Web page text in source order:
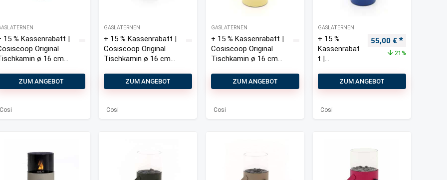
15 % Kassenrabatt |
Original
ø 16 cm
ZUM ANGEBOT
Cosi
GASLATERNEN
+ 15 % Kassenrabatt |
Cosiscoop Original
Tischkamin ø 16 cm
ZUM ANGEBOT
Cosi
GASLATERNEN
+ 15 % Kassenrabatt |
Cosiscoop Original
Tischkamin ø 16 cm
ZUM ANGEBOT
Cosi
GASLATERNEN
+ 15 %
Kassenrabat
t |
Original
Tischkamin
30 cm)
Ursprünglicher Preis
55,00 € Aktueller
21%
ZUM ANGEBOT
Cosi